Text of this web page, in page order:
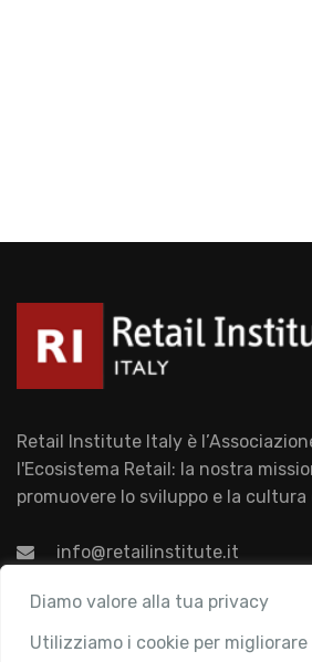
Diamo valore alla tua privacy
Utilizziamo i cookie per
Retail Institute Italy è
l'Ecosistema Retail: la nostra
promuovere lo sviluppo e la
info@retailinstitute.it
Associazione
Chi siamo